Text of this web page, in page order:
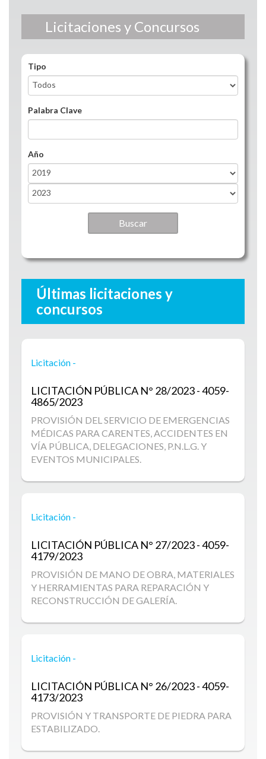
Licitaciones y Concursos
Tipo
Palabra Clave
Año
Año
Year
Año
Year
Últimas licitaciones y
concursos
Licitación -
LICITACIÓN PÚBLICAN° 28/2023 - 4059-
4865/2023
PROVISIÓN DEL SERVICIO DE EMERGENCIAS
MÉDICAS PARA CARENTES, ACCIDENTES EN
VÍA PÚBLICA, DELEGACIONES, P.N.L.G. Y
EVENTOS MUNICIPALES.
Licitación -
LICITACIÓN PÚBLICAN° 27/2023 - 4059-
4179/2023
PROVISIÓN DE MANO DE OBRA, MATERIALES
Y HERRAMIENTAS PARA REPARACIÓN Y
RECONSTRUCCIÓN DE GALERÍA.
Licitación -
LICITACIÓN PÚBLICAN° 26/2023 - 4059-
4173/2023
PROVISIÓN Y TRANSPORTE DE PIEDRA PARA
ESTABILIZADO.